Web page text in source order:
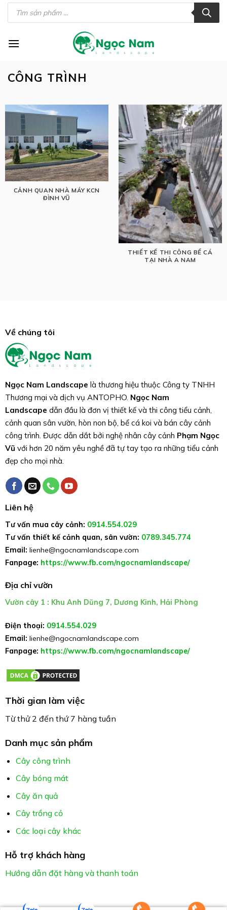
Skip
Tìm
kiếm
phẩm
CÔNG TRÌNH
CẢNH QUAN NHÀ MÁY KCN
ĐÌNH VŨ
THIẾT KẾ THI CÔNG BỂ CÁ
TẠI NHÀ A NAM
Về chúng tôi
Ngọc Nam Landscape là thương hiệu thuộc Công ty TNHH
Thương mại và dịch vụ ANTOPHO. Ngọc Nam
Landscape dẫn đầu là đơn vị thiết kế và thi công tiểu cảnh,
cảnh quan sân vườn, hòn non bộ, bể cá koi và bán cây cảnh
công trình. Được dẫn dắt bởi nghệ nhân cây cảnh Phạm Ngọc
Vũ với hơn 20 năm yêu nghề đã tự tay tạo ra những tiểu cảnh
đẹp cho mọi nhà.
Liên hệ
Tư vấn mua cây cảnh: 0914.554.029
Tư vấn thiết kế cảnh quan, sân vườn: 0789.345.774
Email: lienhe@ngocnamlandscape.com
Fanpage: https://www.fb.com/ngocnamlandscape/
Địa chỉ vườn
Vườn cây 1 : Khu Anh Dũng 7, Dương Kinh, Hải Phòng
Điện thoại: 0914.554.029
Email: lienhe@ngocnamlandscape.com
Fanpage: https://www.fb.com/ngocnamlandscape/
Thời gian làm việc
Từ thử 2 đến thứ 7 hàng tuần
Danh mục sản phẩm
Cây công trình
Cây bóng mát
Cây ăn quả
Cây trồng cỏ
Các loại cây khác
Hỗ trợ khách hàng
Hướng dẫn đặt hàng và thanh toán